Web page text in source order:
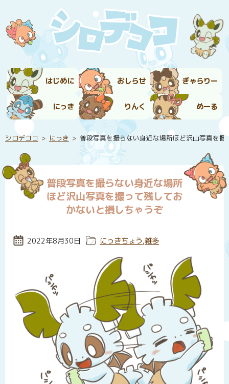
はじめに おしらせ ぎゃらりー
にっき りんく めーる
シロデココ にっき 普段写真を撮らない身近な場所ほど沢山写真を
普段写真を撮らない身近な場所
ほど沢山写真を撮って残してお
かないと損しちゃうぞ
投稿日:
2022年8月30日 カテゴリー:
にっきちょう,雑多